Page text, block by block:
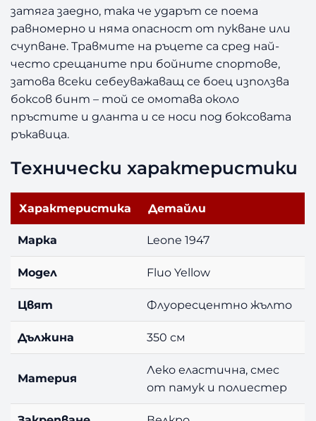
затяга заедно, така че ударът се поема
равномерно и няма опасност от пукване или
счупване. Травмите на ръцете са сред най-
често срещаните при бойните спортове,
затова всеки себеуважаващ се боец използва
боксов бинт – той се омотава около
пръстите и дланта и се носи под боксовата
ръкавица.
Технически характеристики
Характеристика Детайли
Марка Leone 1947
Модел Fluo Yellow
Цвят Флуоресцентно жълто
Дължина 350 см
Материя
Леко еластична, смес
от памук и полиестер